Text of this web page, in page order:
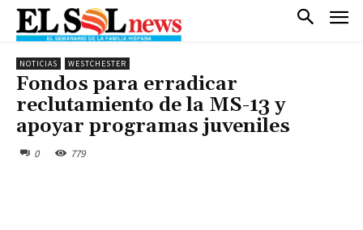
NOTICIAS WESTCHESTER
Fondos para erradicar
reclutamiento de la MS-13 y
apoyar programas juveniles
0 779